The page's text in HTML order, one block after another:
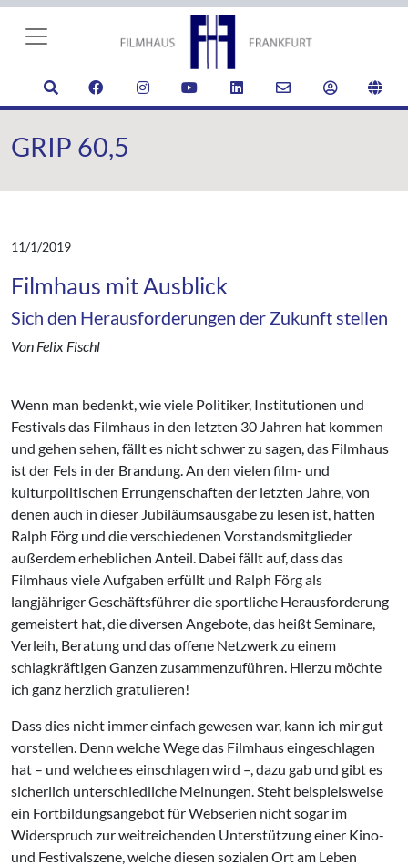
GRIP 60,5
11/1/2019
Filmhaus mit Ausblick
Sich den Herausforderungen der Zukunft stellen
Von Felix Fischl
Wenn man bedenkt, wie viele Politiker, Institutionen und
Festivals das Filmhaus in den letzten 30 Jahren hat kommen
und gehen sehen, fällt es nicht schwer zu sagen, das Filmhaus
ist der Fels in der Brandung. An den vielen film- und
kulturpolitischen Errungenschaften der letzten Jahre, von
denen auch in dieser Jubiläumsausgabe zu lesen ist, hatten
Ralph Förg und die verschiedenen Vorstandsmitglieder
außerdem erheblichen Anteil. Dabei fällt auf, dass das
Filmhaus viele Aufgaben erfüllt und Ralph Förg als
langjähriger Geschäftsführer die sportliche Herausforderung
gemeistert hat, die diversen Angebote, das heißt Seminare,
Verleih, Beratung und das offene Netzwerk zu einem
schlagkräftigen Ganzen zusammenzuführen. Hierzu möchte
ich ganz herzlich gratulieren!
Dass dies nicht immer einfach gewesen war, kann ich mir gut
vorstellen. Denn welche Wege das Filmhaus eingeschlagen
hat – und welche es einschlagen wird –, dazu gab und gibt es
sicherlich unterschiedliche Meinungen. Steht beispielsweise
ein Fortbildungsangebot für Webserien nicht sogar im
Widerspruch zur weitreichenden Unterstützung einer Kino-
und Festivalszene, welche diesen sozialen Ort am Leben